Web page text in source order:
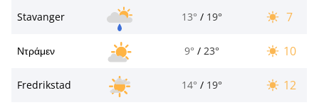
Stavanger 13° / 19° 7
Ντράμεν 9° / 23° 10
Fredrikstad 14° / 19° 12